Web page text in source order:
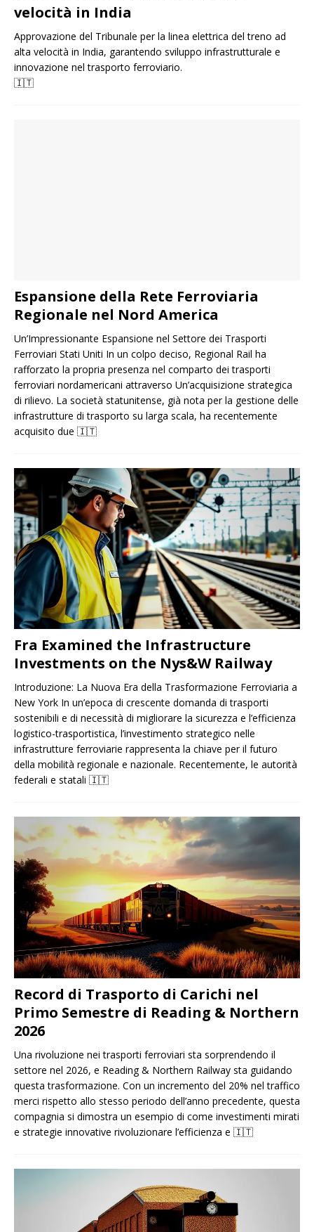
velocità in India
Approvazione del Tribunale per la linea elettrica del treno ad
alta velocità in India, garantendo sviluppo infrastrutturale e
innovazione nel trasporto ferroviario.
🇮🇹
Espansione della Rete Ferroviaria
Regionale nel Nord America
Un’Impressionante Espansione nel Settore dei Trasporti
Ferroviari Stati Uniti In un colpo deciso, Regional Rail ha
rafforzato la propria presenza nel comparto dei trasporti
ferroviari nordamericani attraverso Un’acquisizione strategica
di rilievo. La società statunitense, già nota per la gestione delle
infrastrutture di trasporto su larga scala, ha recentemente
acquisito due 🇮🇹
Fra Examined the Infrastructure
Investments on the Nys&W Railway
Introduzione: La Nuova Era della Trasformazione Ferroviaria a
New York In un’epoca di crescente domanda di trasporti
sostenibili e di necessità di migliorare la sicurezza e l’efficienza
logistico-trasportistica, l’investimento strategico nelle
infrastrutture ferroviarie rappresenta la chiave per il futuro
della mobilità regionale e nazionale. Recentemente, le autorità
federali e statali 🇮🇹
Record di Trasporto di Carichi nel
Primo Semestre di Reading & Northern
2026
Una rivoluzione nei trasporti ferroviari sta sorprendendo il
settore nel 2026, e Reading & Northern Railway sta guidando
questa trasformazione. Con un incremento del 20% nel traffico
merci rispetto allo stesso periodo dell’anno precedente, questa
compagnia si dimostra un esempio di come investimenti mirati
e strategie innovative rivoluzionare l’efficienza e 🇮🇹